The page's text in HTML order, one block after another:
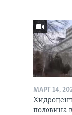
МАРТ 14,
половина